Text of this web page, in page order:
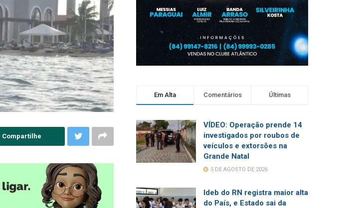
Compartilhe
Em Alta Comentários Últimas
VÍDEO: Operação prende 14
investigados por roubos de
veículos e extorsões na
Grande Natal
5 DE AGOSTO DE 2026
Ideb do RN registra maior alta
do País, e Estado sai da